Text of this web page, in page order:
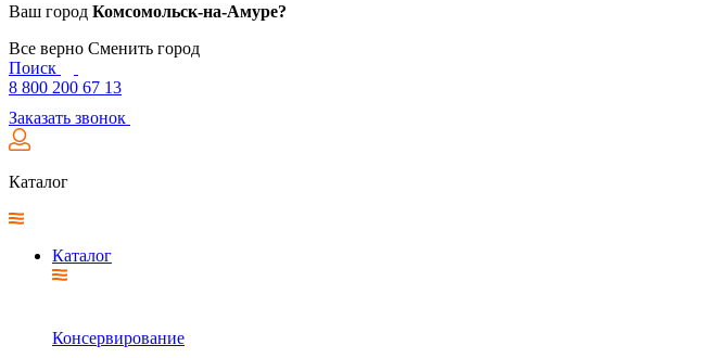
Ваш город Комсомольск-на-Амуре?
Все верно Сменить город
Поиск
8 800 200 67 13
Заказать звонок
Каталог
Каталог
Консервирование